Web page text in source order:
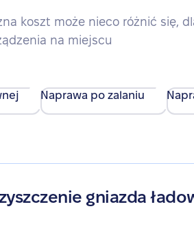
koszt może nieco różnić się,
na miejscu
Naprawa po zalaniu
gniazda